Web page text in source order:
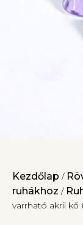
Kezdőlap /
ruhákhoz /
varrható akril kő